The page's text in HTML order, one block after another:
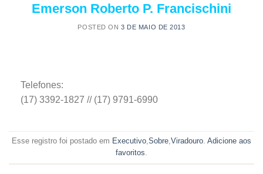
Emerson Roberto P. Francischini
POSTED ON3 DE MAIO DE 2013
Telefones:
(17) 3392-1827 // (17) 9791-6990
Esse registro foi postado em Executivo Sobre Viradouro Adicione aos
favoritos